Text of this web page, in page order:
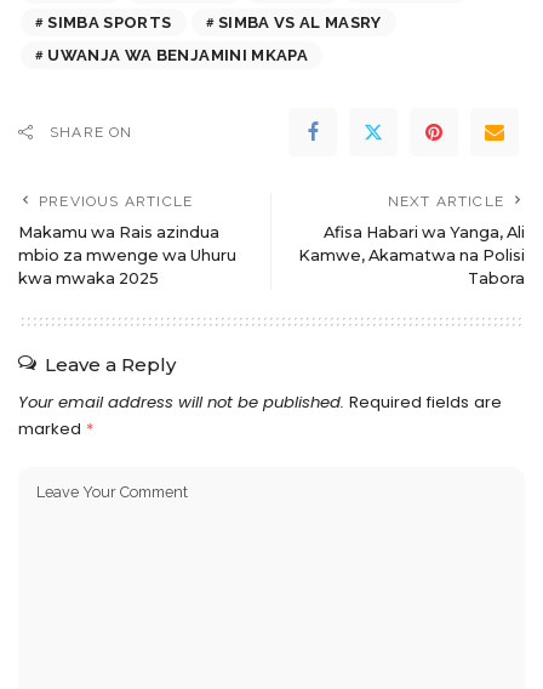
SIMBA SPORTS
SIMBA VS AL MASRY
UWANJA WA BENJAMINI MKAPA
SHARE ON
PREVIOUS ARTICLE
Makamu wa Rais azindua
mbio za mwenge wa Uhuru
kwa mwaka 2025
NEXT ARTICLE
Afisa Habari wa Yanga, Ali
Kamwe, Akamatwa na Polisi
Tabora
Leave a Reply
Your email address will not be published. Required fields are
marked *